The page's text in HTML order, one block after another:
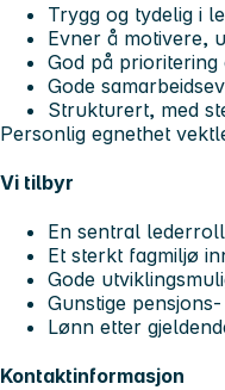
Trygg og tydelig i
Evner å motivere,
God på
Gode
Strukturert, med
Personlig egnethet
Vi tilbyr
En sentral
Et sterkt fagmiljø
Gode
Gunstige
Lønn etter
Kontaktinformasjon